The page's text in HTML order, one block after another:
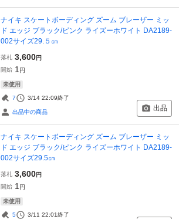
ナイキ スケートボーディング ズーム ブレーザー ミッ
ド エッジ ブラック/ピンク ライズーホワイト DA2189-
002サイズ29.５㎝
落札 3,600円
開始 1 円
未使用
7 3/14 22:09終了
出品中の商品 出品
ナイキ スケートボーディング ズーム ブレーザー ミッ
ド エッジ ブラック/ピンク ライズーホワイト DA2189-
002サイズ29.5㎝
落札 3,600円
開始 1 円
未使用
5 3/11 22:01終了